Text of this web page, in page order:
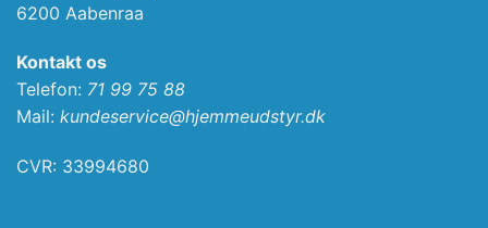
6200 Aabenraa
Kontakt os
Telefon: 71 99 75 88
Mail: kundeservice@hjemmeudstyr.dk
CVR: 33994680